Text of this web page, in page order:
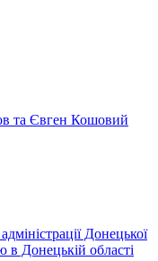
та Євген Кошовий
Донецької
в Донецькій області